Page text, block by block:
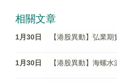
相關文章
1月30日 【港股異動】弘業
1月30日 【港股異動】海螺